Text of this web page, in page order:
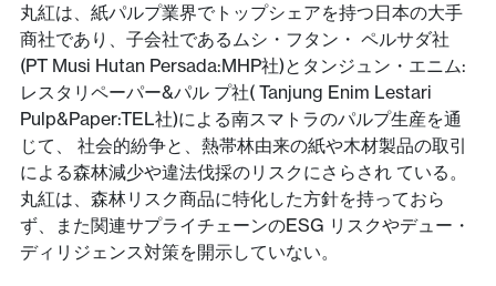
丸紅は、紙パルプ業界でトップシェアを持つ日本の大手
商社であり、子会社であるムシ・フタン・ ペルサダ社
(PT Musi Hutan Persada:MHP社)とタンジュン・エニム:
レスタリペーパー&パル プ社( Tanjung Enim Lestari
Pulp&Paper:TEL社)による南スマトラのパルプ生産を通
じて、 社会的紛争と、熱帯林由来の紙や木材製品の取引
による森林減少や違法伐採のリスクにさらされ ている。
丸紅は、森林リスク商品に特化した方針を持っておら
ず、また関連サプライチェーンのESG リスクやデュー・
ディリジェンス対策を開示していない。